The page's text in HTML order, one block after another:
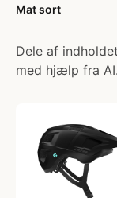
Mat sort
Dele af
med hjælp fra AI.